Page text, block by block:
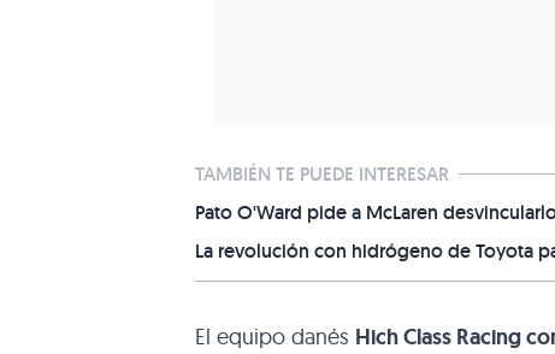
TAMBIÉN TE PUEDE INTERESAR
Pato O'Ward pide a McLaren
La revolución con hidrógeno de Toyota
El equipo danés Hich Class Racing